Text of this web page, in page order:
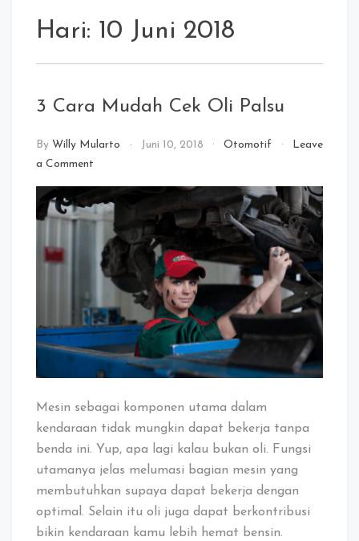
Hari: 10 Juni 2018
3 Cara Mudah Cek Oli Palsu
By Willy Mularto Juni 10, 2018 Otomotif
Leave
a Comment
Cara
Mudah
Oli
Palsu
Mesin sebagai komponen utama dalam
kendaraan tidak mungkin dapat bekerja tanpa
benda ini. Yup, apa lagi kalau bukan oli. Fungsi
utamanya jelas melumasi bagian mesin yang
membutuhkan supaya dapat bekerja dengan
optimal. Selain itu oli juga dapat berkontribusi
bikin kendaraan kamu lebih hemat bensin.